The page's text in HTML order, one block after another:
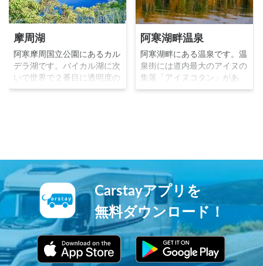
摩周湖
阿寒摩周国立公園にあるカル
デラ湖です。バイカル湖に次
いで世界で２番目に透明度の
高い湖です。最大水深211m
阿寒湖畔温泉
阿寒湖畔にある温泉です。温
泉街には道内最大のアイヌの
集落「アイヌコタン」があ
り、土産物店や飲食店のほ
Carstayアプリを
無料ダウンロード！